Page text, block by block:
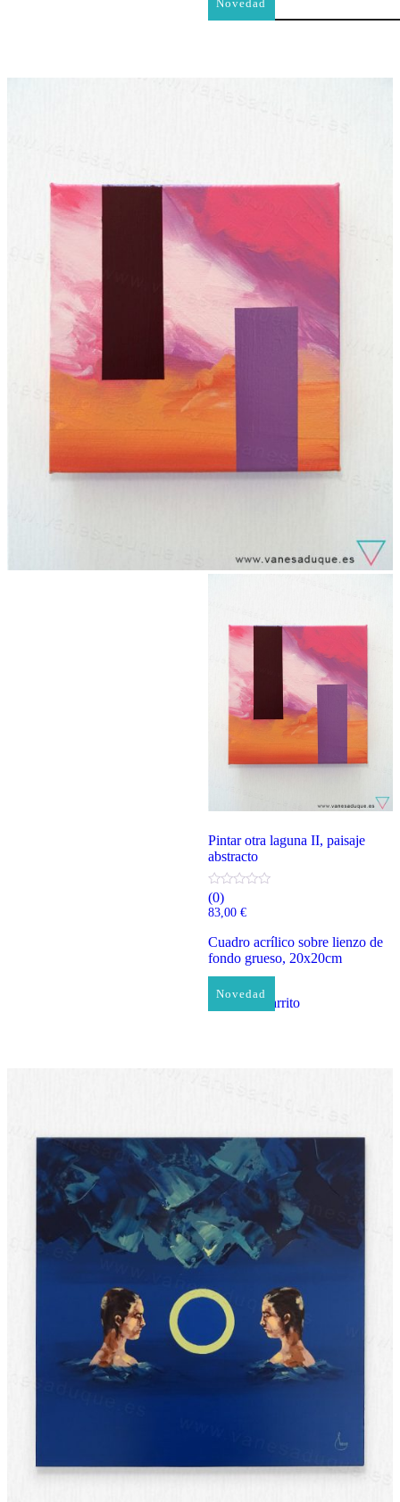
Novedad
Novedad
Pintar otra laguna II, paisaje
abstracto
(0)
83,00 €
Cuadro acrílico sobre lienzo de
fondo grueso, 20x20cm
Añadir al carrito